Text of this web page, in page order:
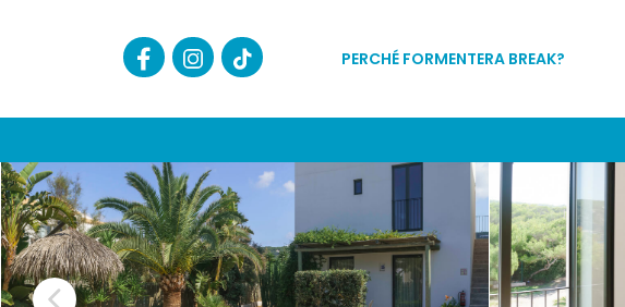
PERCHÉ FORMENTERA BREAK?